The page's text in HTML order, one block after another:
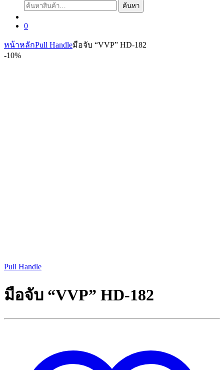
ค้นหา:
ค้นหา
0
หน้าหลักPull Handleมือจับ “VVP” HD-182
-10%
Pull Handle
มือจับ “VVP” HD-182